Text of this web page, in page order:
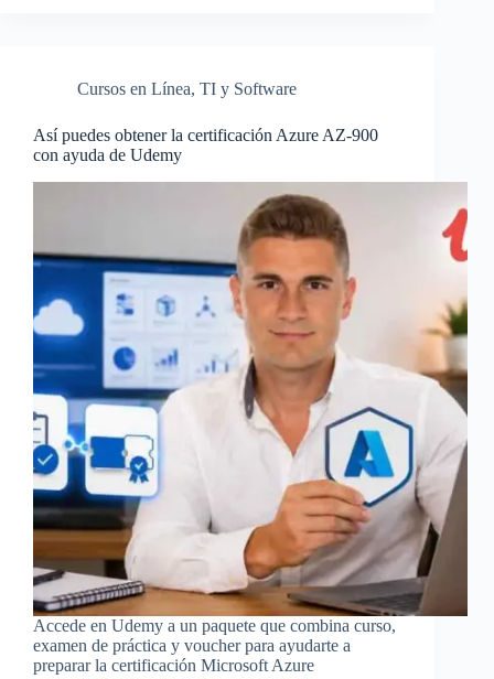
Cursos en Línea, TI y Software
Así puedes obtener la certificación Azure AZ-900
con ayuda de Udemy
Accede en Udemy a un paquete que combina curso,
examen de práctica y voucher para ayudarte a
preparar la certificación Microsoft Azure